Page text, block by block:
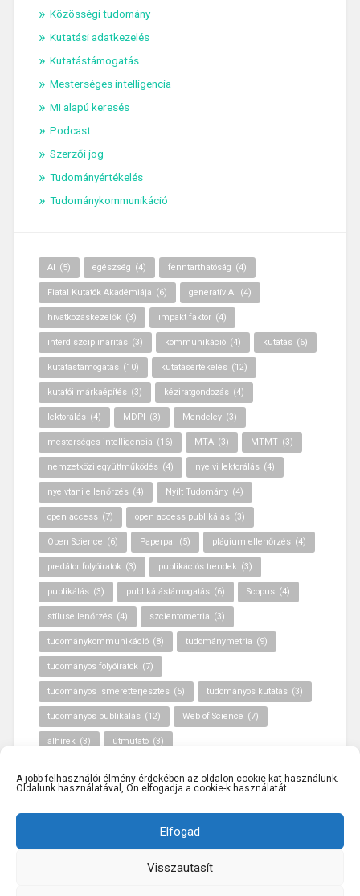
A jobb felhasználói élmény érdekében az oldalon cookie-kat használunk.
Oldalunk használatával, Ön elfogadja a cookie-k használatát.
Elfogad
Visszautasít
Közösségi tudomány
Kutatási adatkezelés
Kutatástámogatás
Mesterséges intelligencia
MI alapú keresés
Podcast
Szerzői jog
Tudományértékelés
Tudománykommunikáció
AI (5) egészség (4) fenntarthatóság (4)
Fiatal Kutatók Akadémiája (6) generatív AI (4)
hivatkozáskezelők (3) impakt faktor (4)
interdiszciplinaritás (3) kommunikáció (4) kutatás (6)
kutatástámogatás (10) kutatásértékelés (12)
kutatói márkaépítés (3) kéziratgondozás (4)
lektorálás (4) MDPI (3) Mendeley (3)
mesterséges intelligencia (16) MTA (3) MTMT (3)
nemzetközi együttműködés (4) nyelvi lektorálás (4)
nyelvtani ellenőrzés (4) Nyílt Tudomány (4)
open access (7) open access publikálás (3)
Open Science (6) Paperpal (5) plágium ellenőrzés (4)
predátor folyóiratok (3) publikációs trendek (3)
publikálás (3) publikálástámogatás (6) Scopus (4)
stílusellenőrzés (4) szcientometria (3)
tudománykommunikáció (8) tudománymetria (9)
tudományos folyóiratok (7)
tudományos ismeretterjesztés (5) tudományos kutatás (3)
tudományos publikálás (12) Web of Science (7)
álhírek (3) útmutató (3)